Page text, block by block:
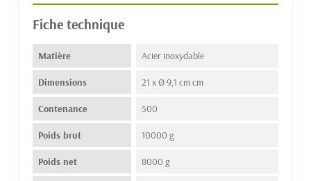
Fiche technique
Matière Acier inoxydable
Dimensions 21 x Ø 9,1 cm cm
Contenance 500
Poids brut 10000 g
Poids net 8000 g